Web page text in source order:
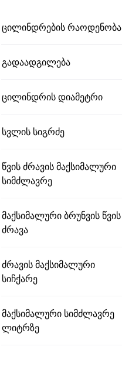
ცილინდრების რაოდენობა
გადაადგილება
ცილინდრის დიამეტრი
სვლის სიგრძე
წვის ძრავის მაქსიმალური
სიმძლავრე
მაქსიმალური ბრუნვის წვის
ძრავა
ძრავის მაქსიმალური
სიჩქარე
მაქსიმალური სიმძლავრე
ლიტრზე